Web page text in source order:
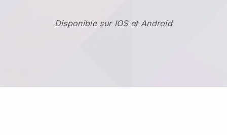
Disponible sur IOS et Android